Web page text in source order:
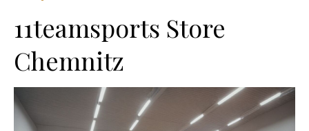
11teamsports Store
Chemnitz